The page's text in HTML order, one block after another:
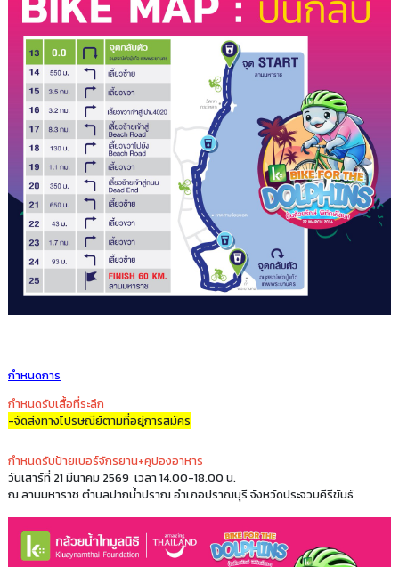
กำหนดการ
กำหนดรับเสื้อที่ระลึก
-จัดส่งทางไปรษณีย์ตามที่อยู่การสมัคร
กำหนดรับป้ายเบอร์จักรยาน+คูปองอาหาร
วันเสาร์ที่ 21 มีนาคม 2569 เวลา 14.00-18.00 น.
ณ ลานมหาราช ตำบลปากน้ำปราณ อำเภอปราณบุรี จังหวัดประจวบคีรีขันธ์